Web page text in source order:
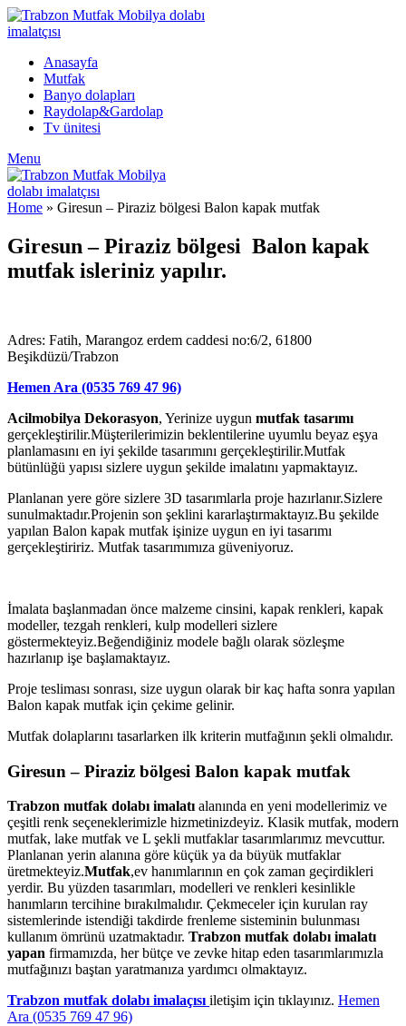
Anasayfa
Mutfak
Banyo dolapları
Raydolap&Gardolap
Tv ünitesi
Menu
Home » Giresun – Piraziz bölgesi Balon kapak mutfak
Giresun – Piraziz bölgesi Balon kapak
mutfak isleriniz yapılır.
Adres: Fatih, Marangoz erdem caddesi no:6/2, 61800
Beşikdüzü/Trabzon
Hemen Ara (0535 769 47 96)
Acilmobilya Dekorasyon, Yerinize uygun mutfak tasarımı
gerçekleştirilir.Müşterilerimizin beklentilerine uyumlu beyaz eşya
planlamasını en iyi şekilde tasarımını gerçekleştirilir.Mutfak
bütünlüğü yapısı sizlere uygun şekilde imalatını yapmaktayız.
Planlanan yere göre sizlere 3D tasarımlarla proje hazırlanır.Sizlere
sunulmaktadır.Projenin son şeklini kararlaştırmaktayız.Bu şekilde
yapılan Balon kapak mutfak işinize uygun en iyi tasarımı
gerçekleştiririz. Mutfak tasarımımıza güveniyoruz.
İmalata başlanmadan önce malzeme cinsini, kapak renkleri, kapak
modeller, tezgah renkleri, kulp modelleri sizlere
göstermekteyiz.Beğendiğiniz modele bağlı olarak sözleşme
hazırlanıp işe başlamaktayız.
Proje tesliması sonrası, size uygun olarak bir kaç hafta sonra yapılan
Balon kapak mutfak için çekime gelinir.
Mutfak dolaplarını tasarlarken ilk kriterin mutfağının şekli olmalıdır.
Giresun – Piraziz bölgesi Balon kapak mutfak
Trabzon mutfak dolabı imalatı alanında en yeni modellerimiz ve
çeşitli renk seçeneklerimizle hizmetinizdeyiz. Klasik mutfak, modern
mutfak, lake mutfak ve L şekli mutfaklar tasarımlarımız mevcuttur.
Planlanan yerin alanına göre küçük ya da büyük mutfaklar
üretmekteyiz.Mutfak,ev hanımlarının en çok zaman geçirdikleri
yerdir. Bu yüzden tasarımları, modelleri ve renkleri kesinlikle
hanımların tercihine bırakılmalıdır. Çekmeceler için kurulan ray
sistemlerinde istendiği takdirde frenleme sisteminin bulunması
kullanım ömrünü uzatmaktadır. Trabzon mutfak dolabı imalatı
yapan firmamızda, her bütçe ve zevke hitap eden tasarımlarımızla
mutfağınızı baştan yaratmanıza yardımcı olmaktayız.
Trabzon mutfak dolabı imalaçısı iletişim için tıklayınız. Hemen
Ara (0535 769 47 96)